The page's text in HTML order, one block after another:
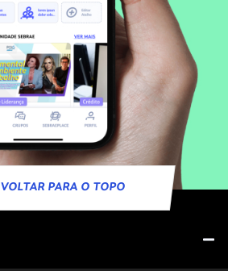
VOLTAR PARA O TOPO